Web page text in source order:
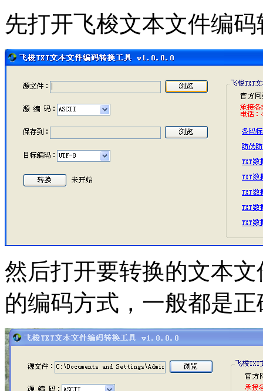
先打开飞梭文本文件编
然后打开要转换的文本
的编码方式，一般都是